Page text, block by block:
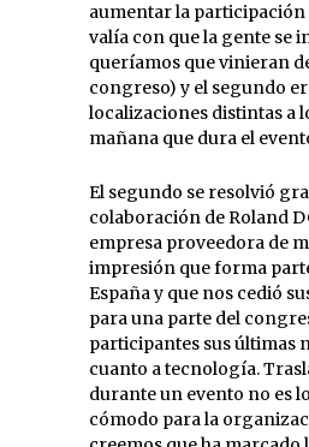
aumentar la participación
valía con que la gente se
queríamos que vinieran
congreso) y el segundo
localizaciones distintas a
mañana que dura el
El segundo se resolvió
colaboración de Roland
empresa proveedora de
impresión que forma
España y que nos cedió
para una parte del
participantes sus últimas
cuanto a tecnología.
durante un evento no es
cómodo para la